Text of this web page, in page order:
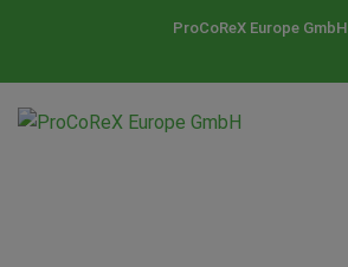
ProCoReX Europe GmbH